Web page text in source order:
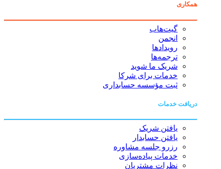
همکاری
گیت‌هاب
انجمن
رویدادها
ترجمه‌ها
شریک ما شوید
خدمات برای شرکا
ثبت مؤسسه حسابداری
دریافت خدمات
یافتن شریک
یافتن حسابدار
رزرو جلسه مشاوره
خدمات پیاده‌سازی
نظرات مشتریان